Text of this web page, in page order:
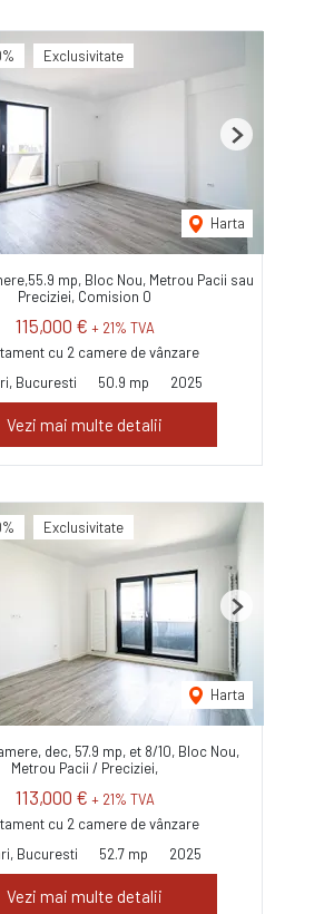
Exclusivitate
Harta
Next
mp, Bloc Nou, Metrou Pacii sau
Preciziei, Comision 0
115,000 € + 21% TVA
cu 2 camere de vânzare
Bucuresti
50.9 mp 2025
Vezi mai multe detalii
Exclusivitate
Harta
Next
dec, 57.9 mp, et 8/10, Bloc Nou,
Metrou Pacii / Preciziei,
113,000 € + 21% TVA
cu 2 camere de vânzare
Bucuresti
52.7 mp 2025
Vezi mai multe detalii